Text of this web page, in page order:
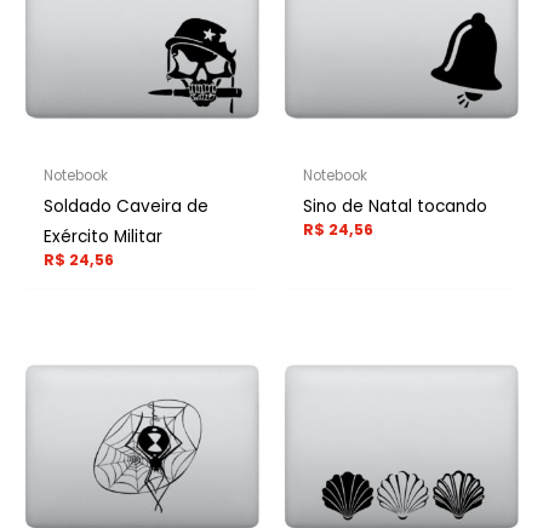
Notebook
Soldado Caveira de
Exército Militar
R$ 24,56
Notebook
Sino de Natal tocando
R$ 24,56